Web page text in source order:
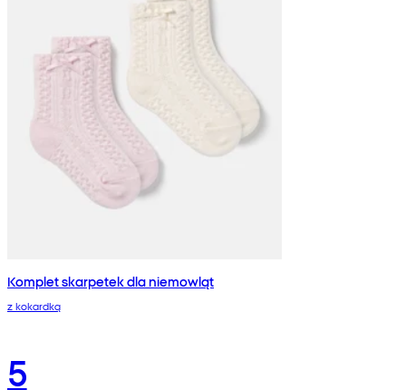
Komplet skarpetek dla niemowląt
z kokardką
5